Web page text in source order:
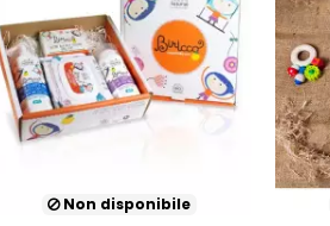
Non disponibile